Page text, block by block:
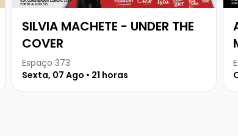
SILVIA MACHETE - UNDER THE
COVER
Espaço 373
Sexta, 07 Ago • 21 horas